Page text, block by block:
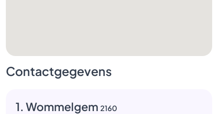
Contactgegevens
1. Wommelgem 2160